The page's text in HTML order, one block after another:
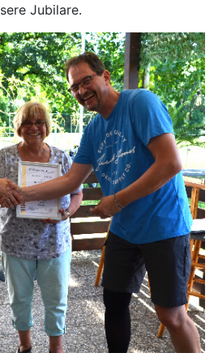
Jubilare.